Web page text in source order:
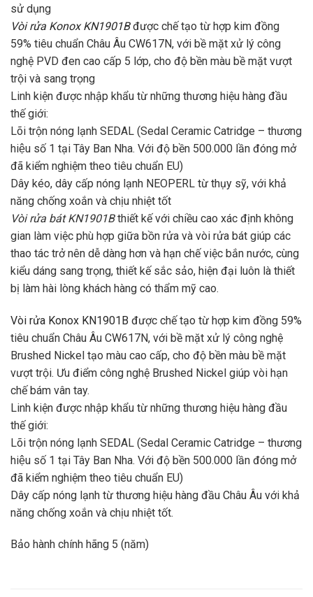
sử dụng
Vòi rửa Konox KN1901Bđược chế tạo từ hợp kim đồng
59% tiêu chuẩn Châu Âu CW617N, với bề mặt xử lý công
nghệ PVD đen cao cấp 5 lớp, cho độ bền màu bề mặt vượt
trội và sang trọng
Linh kiện được nhập khẩu từ những thương hiệu hàng đầu
thế giới:
Lõi trộn nóng lạnh SEDAL (Sedal Ceramic Catridge – thương
hiệu số 1 tại Tây Ban Nha. Với độ bền 500.000 lần đóng mở
đã kiểm nghiệm theo tiêu chuẩn EU)
Dây kéo, dây cấp nóng lạnh NEOPERL từ thụy sỹ, với khả
năng chống xoắn và chịu nhiệt tốt
Vòi rửa bát KN1901B thiết kế với chiều cao xác định không
gian làm việc phù hợp giữa bồn rửa và vòi rửa bát giúp các
thao tác trở nên dễ dàng hơn và hạn chế việc bắn nước, cùng
kiểu dáng sang trọng, thiết kế sắc sảo, hiện đại luôn là thiết
bị làm hài lòng khách hàng có thẩm mỹ cao.
Vòi rửa Konox KN1901B được chế tạo từ hợp kim đồng 59%
tiêu chuẩn Châu Âu CW617N, với bề mặt xử lý công nghệ
Brushed Nickel tạo màu cao cấp, cho độ bền màu bề mặt
vượt trội. Ưu điểm công nghệ Brushed Nickel giúp vòi hạn
chế bám vân tay.
Linh kiện được nhập khẩu từ những thương hiệu hàng đầu
thế giới:
Lõi trộn nóng lạnh SEDAL (Sedal Ceramic Catridge – thương
hiệu số 1 tại Tây Ban Nha. Với độ bền 500.000 lần đóng mở
đã kiểm nghiệm theo tiêu chuẩn EU)
Dây cấp nóng lạnh từ thương hiệu hàng đầu Châu Âu với khả
năng chống xoắn và chịu nhiệt tốt.
Bảo hành chính hãng 5 (năm)